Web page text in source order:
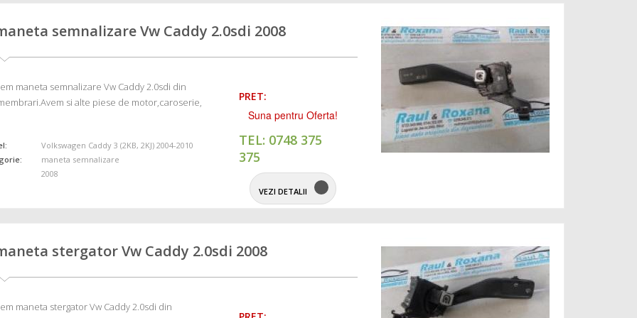
semnalizare Vw Caddy 2.0sdi 2008
maneta semnalizare Vw Caddy 2.0sdi din
si alte piese de motor,caroserie,
Volkswagen Caddy 3 (2KB, 2KJ) 2004-2010
maneta semnalizare
2008
PRET:
Suna pentru Oferta!
TEL: 0748 375
375
VEZI DETALII
stergator Vw Caddy 2.0sdi 2008
maneta stergator Vw Caddy 2.0sdi din